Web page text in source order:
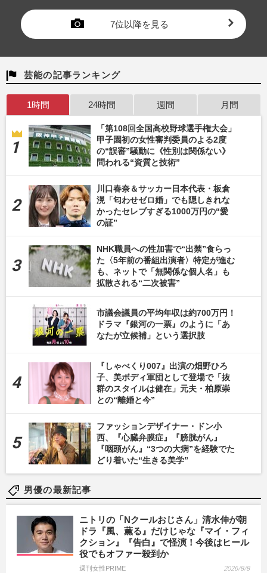
7位以降を見る
芸能の記事ランキング
1時間 24時間 週間 月間
「第108回全国高校野球選手権大会」
甲子園初の女性審判委員のよる2度
の“誤審”騒動に《性別は関係ない》
問われる“資質と技術”
川口春奈＆サッカー日本代表・板倉
滉「匂わせゼロ婚」でも隠しきれな
かったセレブすぎる1000万円の“愛
の証”
NHK職員への性加害で“出禁”食らっ
た〈5年前の番組出演者〉特定が進む
も、ネットで「無関係な個人名」も
拡散される“二次被害”
市議会議員の平均年収は約700万円！
ドラマ『銀河の一票』のように「あ
なたが立候補」という選択肢
『しゃべくり007』出演の畑野ひろ
子、美ボディ軍団として登場で「抜
群のスタイルは健在」元夫・柏原崇
との“離婚と今”
ファッションデザイナー・ドン小
西、『心臓弁膜症』『膀胱がん』
『咽頭がん』“3つの大病”を経験でた
どり着いた“生きる美学”
男優の最新記事
ニトリの「Nクールおじさん」清水伸が朝
ドラ『風、薫る』だけじゃな『マイ・フィ
クション』『告白』で怪演！今後はヒール
役でもオファー殺到か
週刊女性PRIME 2026/8/8